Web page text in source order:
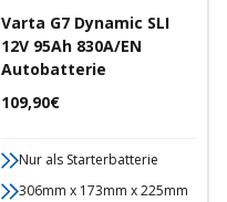
Varta G7 Dynamic SLI
12V 95Ah 830A/EN
Autobatterie
Angebotspreis
109,90€
Nur als Starterbatterie
306mm x 173mm x 225mm